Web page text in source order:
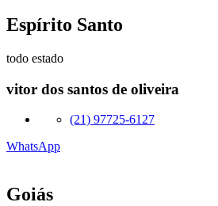
Espírito Santo
todo estado
vitor dos santos de oliveira
(21) 97725-6127
WhatsApp
Goiás